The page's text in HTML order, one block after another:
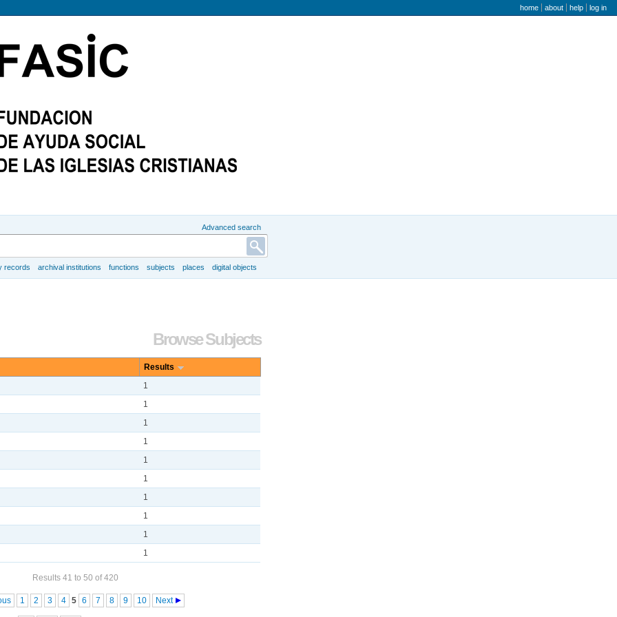
user menu
home about help log in
Advanced search
records archival institutions functions subjects places digital objects
Browse Subjects
Results
1
1
1
1
1
1
1
1
1
1
Results 41 to 50 of 420
1 2 3 4 5 6 7 8 9 10 Next